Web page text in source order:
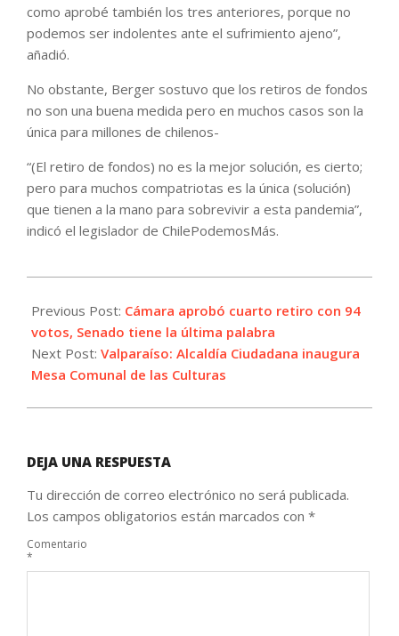
como aprobé también los tres anteriores, porque no
podemos ser indolentes ante el sufrimiento ajeno”,
añadió.
No obstante, Berger sostuvo que los retiros de fondos
no son una buena medida pero en muchos casos son la
única para millones de chilenos-
“(El retiro de fondos) no es la mejor solución, es cierto;
pero para muchos compatriotas es la única (solución)
que tienen a la mano para sobrevivir a esta pandemia”,
indicó el legislador de ChilePodemosMás.
09-
29
Previous Post: Cámara aprobó cuarto retiro con 94
votos, Senado tiene la última palabra
Next Post: Valparaíso: Alcaldía Ciudadana inaugura
Mesa Comunal de las Culturas
DEJA UNA RESPUESTA
Tu dirección de correo electrónico no será publicada.
Los campos obligatorios están marcados con *
Comentario
*